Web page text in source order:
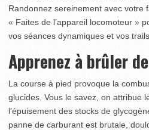
Randonnez sereinement avec votre
« Faites de l’appareil locomoteur »
vos séances dynamiques et vos
Apprenez à brûler
La course à pied provoque la
glucides. Vous le savez, on attribue
l’épuisement des stocks de
panne de carburant est brutale,